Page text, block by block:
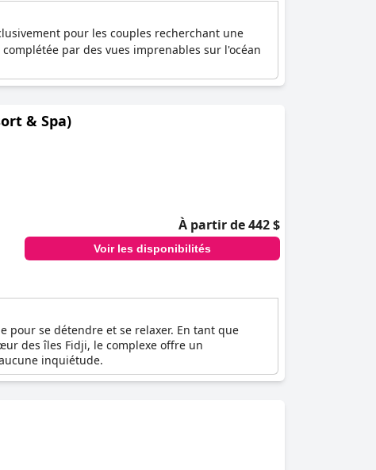
pour les couples recherchant une
par des vues imprenables sur l'océan
& Spa)
À partir de 442 $
Voir les disponibilités
se détendre et se relaxer. En tant que
des îles Fidji, le complexe offre un
inquiétude.